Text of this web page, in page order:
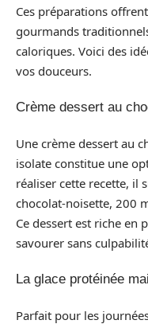
Ces préparations
gourmands
caloriques. Voici des
vos douceurs.
Crème dessert au
Une crème dessert au
isolate constitue une
réaliser cette recette, il
chocolat-noisette, 200
Ce dessert est riche en
savourer sans
La glace protéinée
Parfait pour les